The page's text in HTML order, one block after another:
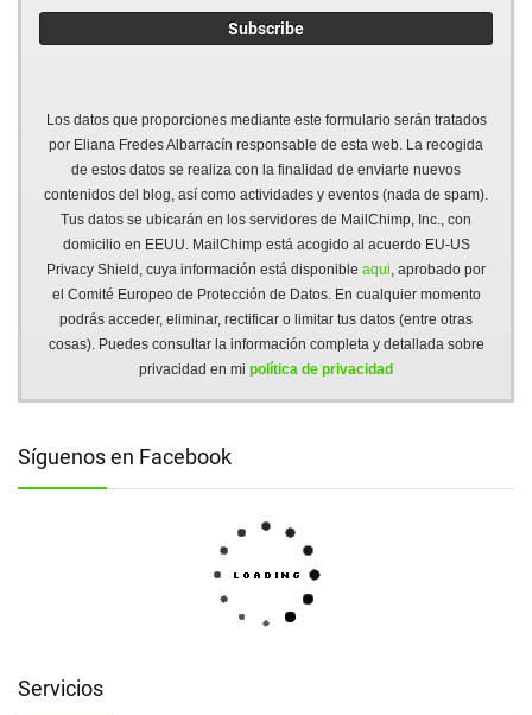
Los datos que proporciones mediante este formulario serán tratados
por Eliana Fredes Albarracín responsable de esta web. La recogida
de estos datos se realiza con la finalidad de enviarte nuevos
contenidos del blog, así como actividades y eventos (nada de spam).
Tus datos se ubicarán en los servidores de MailChimp, Inc., con
domicilio en EEUU. MailChimp está acogido al acuerdo EU-US
Privacy Shield, cuya información está disponible aqui , aprobado por
el Comité Europeo de Protección de Datos. En cualquier momento
podrás acceder, eliminar, rectificar o limitar tus datos (entre otras
cosas). Puedes consultar la información completa y detallada sobre
privacidad en mi política de privacidad
Síguenos en Facebook
Servicios